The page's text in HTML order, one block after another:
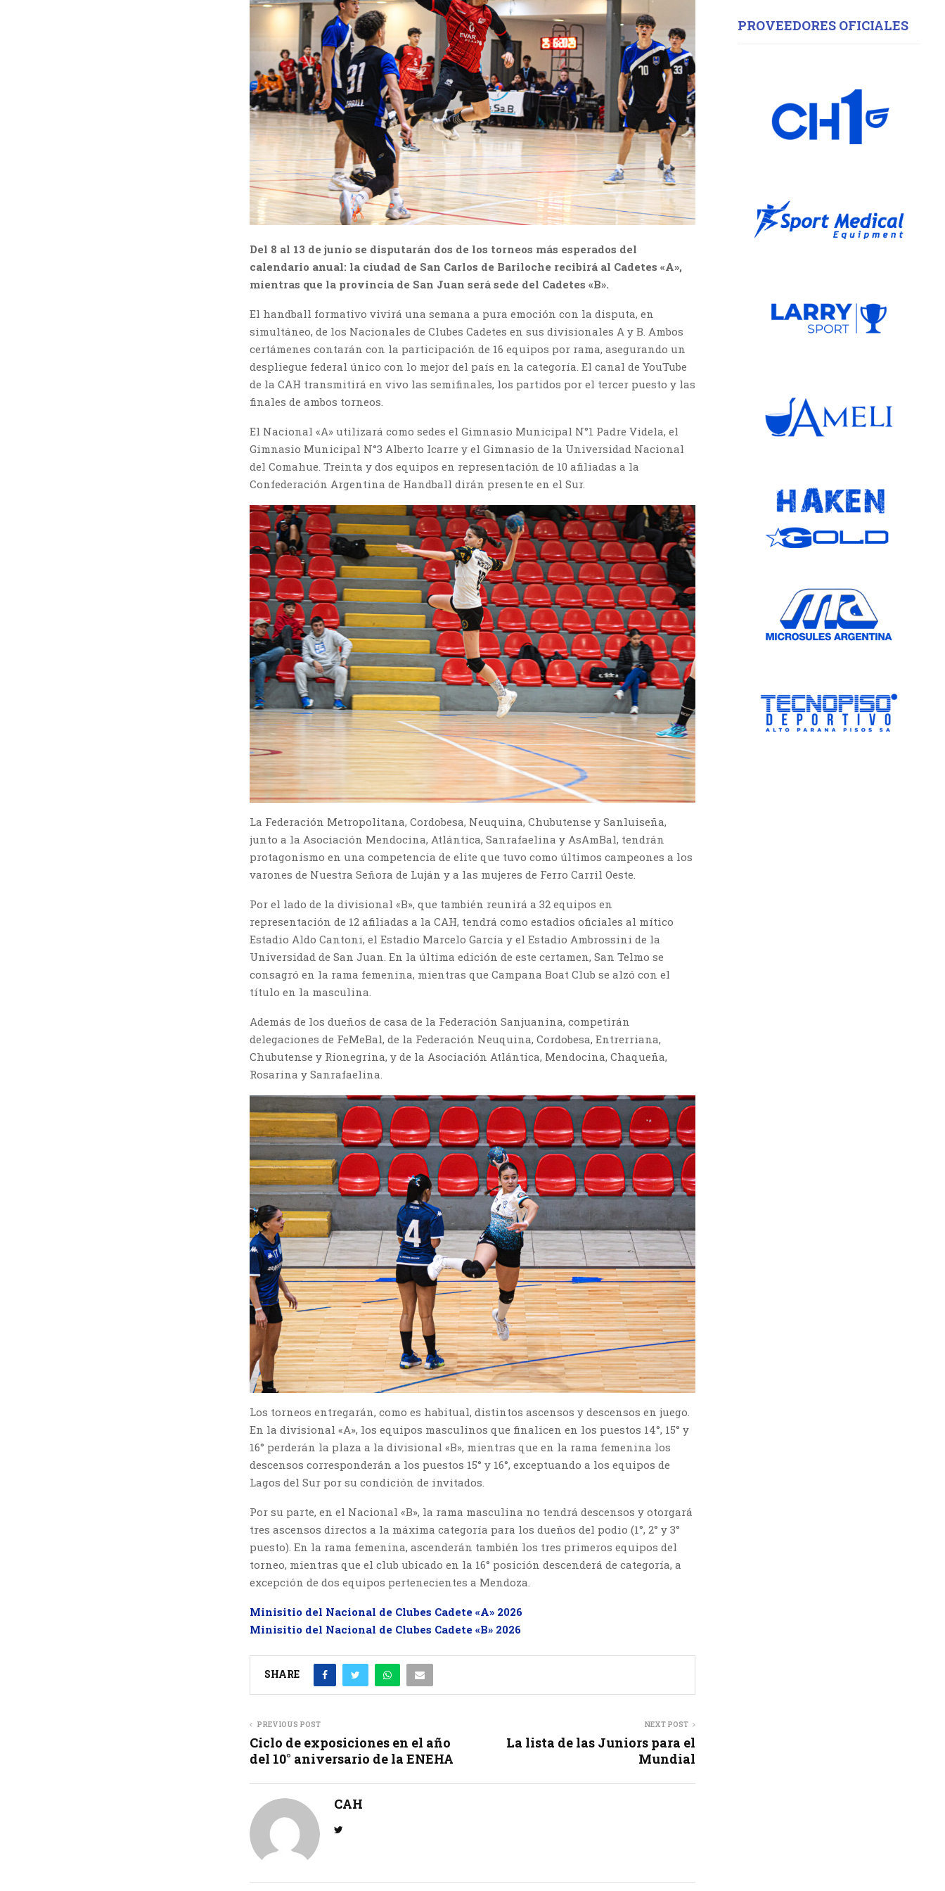
Del 8 al 13 de junio se disputarán dos de los torneos más esperados del
calendario anual: la ciudad de San Carlos de Bariloche recibirá al Cadetes «A»,
mientras que la provincia de San Juan será sede del Cadetes «B».
El handball formativo vivirá una semana a pura emoción con la disputa, en
simultáneo, de los Nacionales de Clubes Cadetes en sus divisionales A y B. Ambos
certámenes contarán con la participación de 16 equipos por rama, asegurando un
despliegue federal único con lo mejor del país en la categoría. El canal de YouTube
de la CAH transmitirá en vivo las semifinales, los partidos por el tercer puesto y las
finales de ambos torneos.
El Nacional «A» utilizará como sedes el Gimnasio Municipal N°1 Padre Videla, el
Gimnasio Municipal N°3 Alberto Icarre y el Gimnasio de la Universidad Nacional
del Comahue. Treinta y dos equipos en representación de 10 afiliadas a la
Confederación Argentina de Handball dirán presente en el Sur.
La Federación Metropolitana, Cordobesa, Neuquina, Chubutense y Sanluiseña,
junto a la Asociación Mendocina, Atlántica, Sanrafaelina y AsAmBal, tendrán
protagonismo en una competencia de elite que tuvo como últimos campeones a los
varones de Nuestra Señora de Luján y a las mujeres de Ferro Carril Oeste.
Por el lado de la divisional «B», que también reunirá a 32 equipos en
representación de 12 afiliadas a la CAH, tendrá como estadios oficiales al mítico
Estadio Aldo Cantoni, el Estadio Marcelo García y el Estadio Ambrossini de la
Universidad de San Juan. En la última edición de este certamen, San Telmo se
consagró en la rama femenina, mientras que Campana Boat Club se alzó con el
título en la masculina.
Además de los dueños de casa de la Federación Sanjuanina, competirán
delegaciones de FeMeBal, de la Federación Neuquina, Cordobesa, Entrerriana,
Chubutense y Rionegrina, y de la Asociación Atlántica, Mendocina, Chaqueña,
Rosarina y Sanrafaelina.
Los torneos entregarán, como es habitual, distintos ascensos y descensos en juego.
En la divisional «A», los equipos masculinos que finalicen en los puestos 14°, 15° y
16° perderán la plaza a la divisional «B», mientras que en la rama femenina los
descensos corresponderán a los puestos 15° y 16°, exceptuando a los equipos de
Lagos del Sur por su condición de invitados.
Por su parte, en el Nacional «B», la rama masculina no tendrá descensos y otorgará
tres ascensos directos a la máxima categoría para los dueños del podio (1°, 2° y 3°
puesto). En la rama femenina, ascenderán también los tres primeros equipos del
torneo, mientras que el club ubicado en la 16° posición descenderá de categoría, a
excepción de dos equipos pertenecientes a Mendoza.
Minisitio del Nacional de Clubes Cadete «A» 2026
Minisitio del Nacional de Clubes Cadete «B» 2026
SHARE
PREVIOUS POST
Ciclo de exposiciones en el año
del 10° aniversario de la ENEHA
NEXT POST
La lista de las Juniors para el
Mundial
CAH
PROVEEDORES OFICIALES